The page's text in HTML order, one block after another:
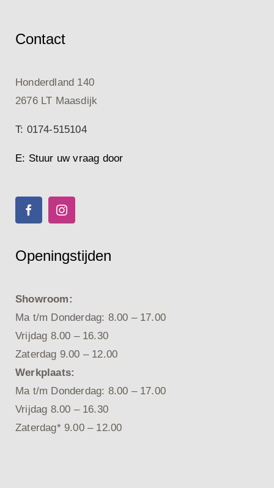
Contact
Honderdland 140
2676 LT Maasdijk
T: 0174-515104
E: Stuur uw vraag door
Openingstijden
Showroom:
Ma t/m Donderdag: 8.00 – 17.00
Vrijdag 8.00 – 16.30
Zaterdag 9.00 – 12.00
Werkplaats:
Ma t/m Donderdag: 8.00 – 17.00
Vrijdag 8.00 – 16.30
Zaterdag* 9.00 – 12.00